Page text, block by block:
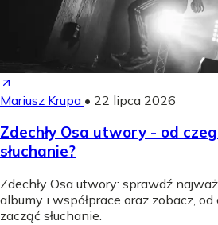
Mariusz Krupa • 22 lipca 2026
Zdechły Osa utwory - od
słuchanie?
Zdechły Osa utwory: sprawdź
albumy i współprace oraz zobacz,
zacząć słuchanie.